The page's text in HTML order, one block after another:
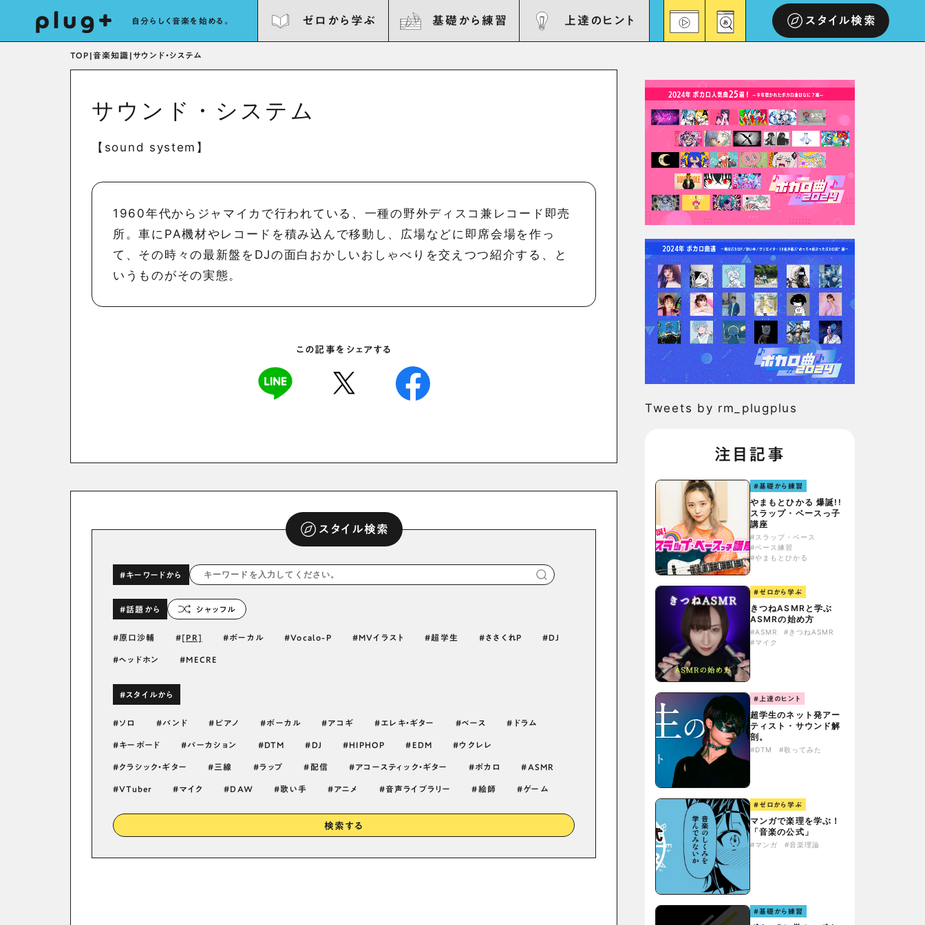
自分らしく音楽を始める。 ゼロから学ぶ 基礎から練習 上達のヒント スタイル検索
TOP |音楽知識 | サウンド・システム
サウンド・システム
【sound system】
1960年代からジャマイカで行われている、一種の野外ディスコ兼レコード即売
所。車にPA機材やレコードを積み込んで移動し、広場などに即席会場を作っ
て、その時々の最新盤をDJの面白おかしいおしゃべりを交えつつ紹介する、と
いうものがその実態。
この記事をシェアする
スタイル検索
#キーワードから
#話題から シャッフル
原口沙輔 [PR] ボーカル Vocalo-P MVイラスト 超学生 ささくれP DJ
ヘッドホン MECRE
#スタイルから
ソロ バンド ピアノ ボーカル アコギ エレキ・ギター ベース ドラム
キーボード パーカション DTM DJ HIPHOP EDM ウクレレ
クラシック・ギター 三線 ラップ 配信 アコースティック・ギター ボカロ ASMR
VTuber マイク DAW 歌い手 アニメ 音声ライブラリー 絵師 ゲーム
検索する
Tweets by rm_plugplus
注目記事
#基礎から練習
やまもとひかる 爆誕!!
スラップ・ベースっ子
講座
#スラップ・ベース
#ベース練習
#やまもとひかる
#ゼロから学ぶ
きつねASMRと学ぶ
ASMRの始め方
#ASMR
#きつねASMR
#マイク
#上達のヒント
超学生のネット発アー
ティスト・サウンド解
剖。
#DTM #歌ってみた
#ゼロから学ぶ
マンガで楽理を学ぶ！
「音楽の公式」
#マンガ #音楽理論
#基礎から練習